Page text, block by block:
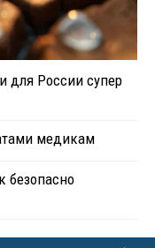
для России супер
медикам
безопасно